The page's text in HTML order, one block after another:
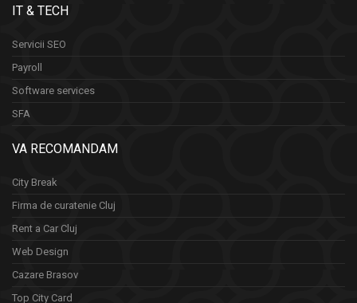
IT & TECH
Servicii SEO
Payroll
Software services
SFA
VA RECOMANDAM
City Break
Firma de curatenie Cluj
Rent a Car Cluj
Web Design
Cazare Brasov
Top City Card